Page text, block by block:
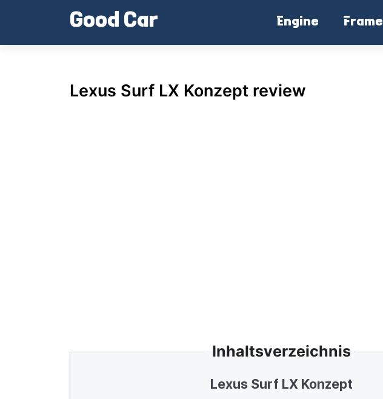
Good Car Engine Frame
Lexus Surf LX Konzept review
Inhaltsverzeichnis
Lexus Surf LX Konzept